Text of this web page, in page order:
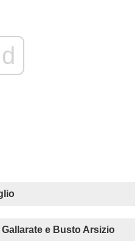
e Busto Arsizio